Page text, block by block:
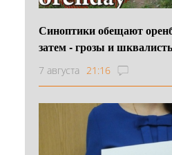
Синоптики обещают
затем - грозы и
7 августа 21:16